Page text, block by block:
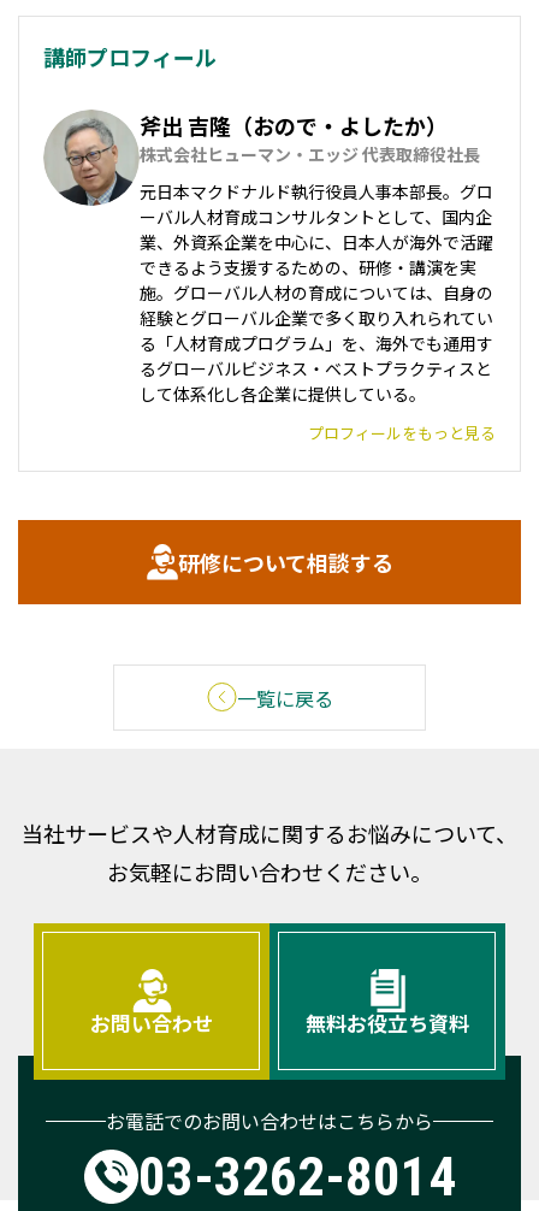
講師プロフィール
斧出 吉隆（おので・よしたか）
株式会社ヒューマン・エッジ 代表取締役社長
元日本マクドナルド執行役員人事本部長。グロ
ーバル人材育成コンサルタントとして、国内企
業、外資系企業を中心に、日本人が海外で活躍
できるよう支援するための、研修・講演を実
施。グローバル人材の育成については、自身の
経験とグローバル企業で多く取り入れられてい
る「人材育成プログラム」を、海外でも通用す
るグローバルビジネス・ベストプラクティスと
して体系化し各企業に提供している。
プロフィールをもっと見る
研修について相談する
一覧に戻る
当社サービスや人材育成に関するお悩みについて、
お気軽にお問い合わせください。
お問い合わせ 無料お役立ち資料
お電話でのお問い合わせはこちらから
03-3262-8014